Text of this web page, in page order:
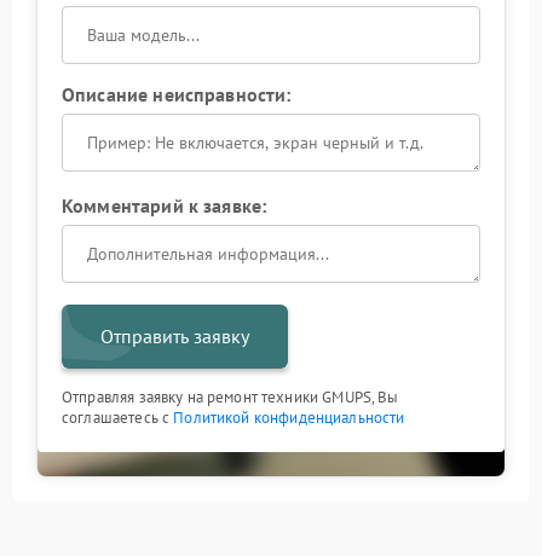
Описание неисправности:
Комментарий к заявке:
Отправить заявку
Отправляя заявку на ремонт техники GMUPS, Вы
соглашаетесь с Политикой конфиденциальности